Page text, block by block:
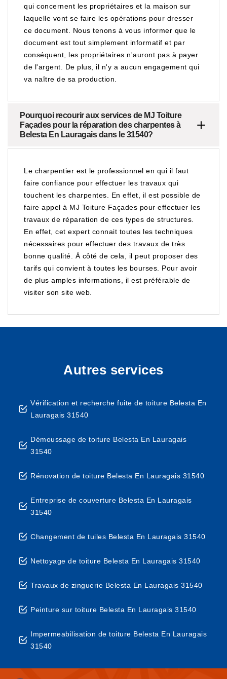
qui concernent les propriétaires et la maison sur
laquelle vont se faire les opérations pour dresser
ce document. Nous tenons à vous informer que le
document est tout simplement informatif et par
conséquent, les propriétaires n'auront pas à payer
de l'argent. De plus, il n'y a aucun engagement qui
va naître de sa production.
Pourquoi recourir aux services de MJ Toiture
Façades pour la réparation des charpentes à
Belesta En Lauragais dans le 31540?
Le charpentier est le professionnel en qui il faut
faire confiance pour effectuer les travaux qui
touchent les charpentes. En effet, il est possible de
faire appel à MJ Toiture Façades pour effectuer les
travaux de réparation de ces types de structures.
En effet, cet expert connait toutes les techniques
nécessaires pour effectuer des travaux de très
bonne qualité. À côté de cela, il peut proposer des
tarifs qui convient à toutes les bourses. Pour avoir
de plus amples informations, il est préférable de
visiter son site web.
Autres services
Vérification et recherche fuite de toiture Belesta En
Lauragais 31540
Démoussage de toiture Belesta En Lauragais
31540
Rénovation de toiture Belesta En Lauragais 31540
Entreprise de couverture Belesta En Lauragais
31540
Changement de tuiles Belesta En Lauragais 31540
Nettoyage de toiture Belesta En Lauragais 31540
Travaux de zinguerie Belesta En Lauragais 31540
Peinture sur toiture Belesta En Lauragais 31540
Impermeabilisation de toiture Belesta En Lauragais
31540